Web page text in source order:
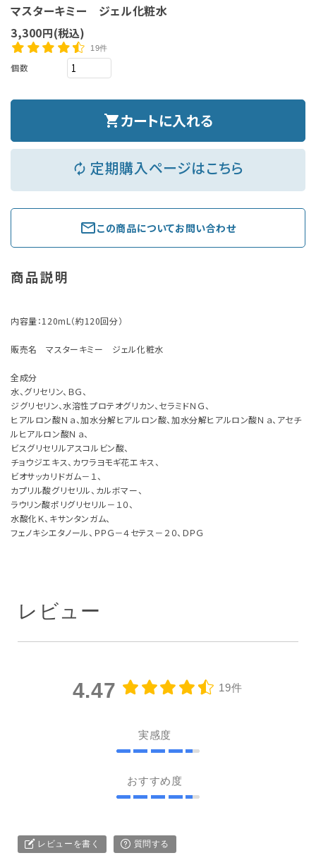
マスターキミー ジェル化粧水
3,300円(税込)
19件
個数
shopping_cartカートに入れる
autorenew 定期購入ページはこちら
mail_outlineこの商品についてお問い合わせ
商品説明
内容量：120mL（約120回分）
販売名 マスターキミー ジェル化粧水
全成分
水、グリセリン、ＢＧ、
ジグリセリン、水溶性プロテオグリカン、セラミドＮＧ、
ヒアルロン酸Ｎａ、加水分解ヒアルロン酸、加水分解ヒアルロン酸Ｎａ、アセチ
ルヒアルロン酸Ｎａ、
ビスグリセリルアスコルビン酸、
チョウジエキス、カワラヨモギ花エキス、
ビオサッカリドガム－１、
カプリル酸グリセリル、カルボマー、
ラウリン酸ポリグリセリル－１０、
水酸化Ｋ、キサンタンガム、
フェノキシエタノール、ＰＰＧ－４セテス－２０、ＤＰＧ
レビュー
4.47 19件
実感度
おすすめ度
レビューを書く 質問する